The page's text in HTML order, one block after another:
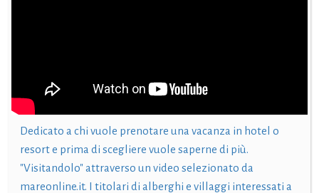
Dedicato a chi vuole prenotare una vacanza in hotel o
resort e prima di scegliere vuole saperne di più.
"Visitandolo" attraverso un video selezionato da
mareonline.it. I titolari di alberghi e villaggi interessati a